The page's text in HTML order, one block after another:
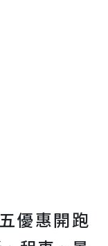
優惠開跑